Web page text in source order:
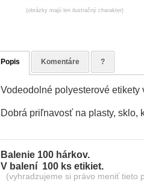
(obrázky majú len ilustračný charakter)
Popis Komentáre ?
Vodeodolné polyesterové
Dobrá priľnavosť na plasty, sklo,
Balenie 100 hárkov.
V balení 100 ks etikiet.
(vyhradzujeme si právo meniť tieto